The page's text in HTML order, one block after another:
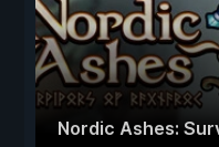
Nordic Ashes: